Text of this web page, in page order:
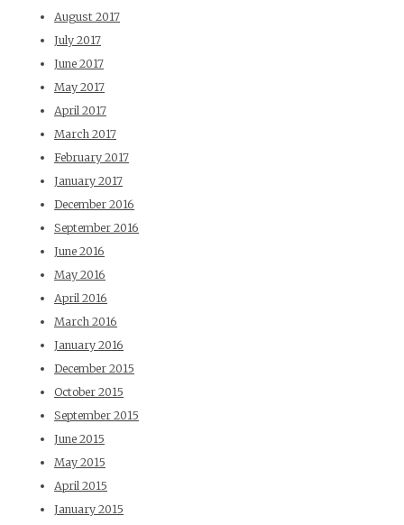
August 2017
July 2017
June 2017
May 2017
April 2017
March 2017
February 2017
January 2017
December 2016
September 2016
June 2016
May 2016
April 2016
March 2016
January 2016
December 2015
October 2015
September 2015
June 2015
May 2015
April 2015
January 2015